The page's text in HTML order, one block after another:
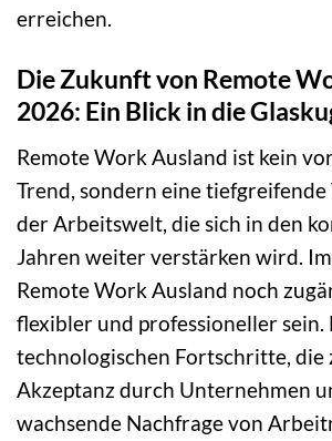
erreichen.
Die Zukunft von Remote
2026: Ein Blick in die
Remote Work Ausland ist kein
Trend, sondern eine
der Arbeitswelt, die sich in den
Jahren weiter verstärken wird.
Remote Work Ausland noch
flexibler und professioneller sein.
technologischen Fortschritte, die
Akzeptanz durch Unternehmen
wachsende Nachfrage von